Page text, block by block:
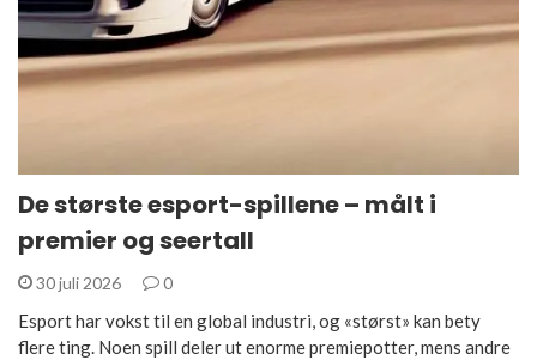
De største esport-spillene – målt i
premier og seertall
30 juli 2026 0
Esport har vokst til en global industri, og «størst» kan bety
flere ting. Noen spill deler ut enorme premiepotter, mens andre